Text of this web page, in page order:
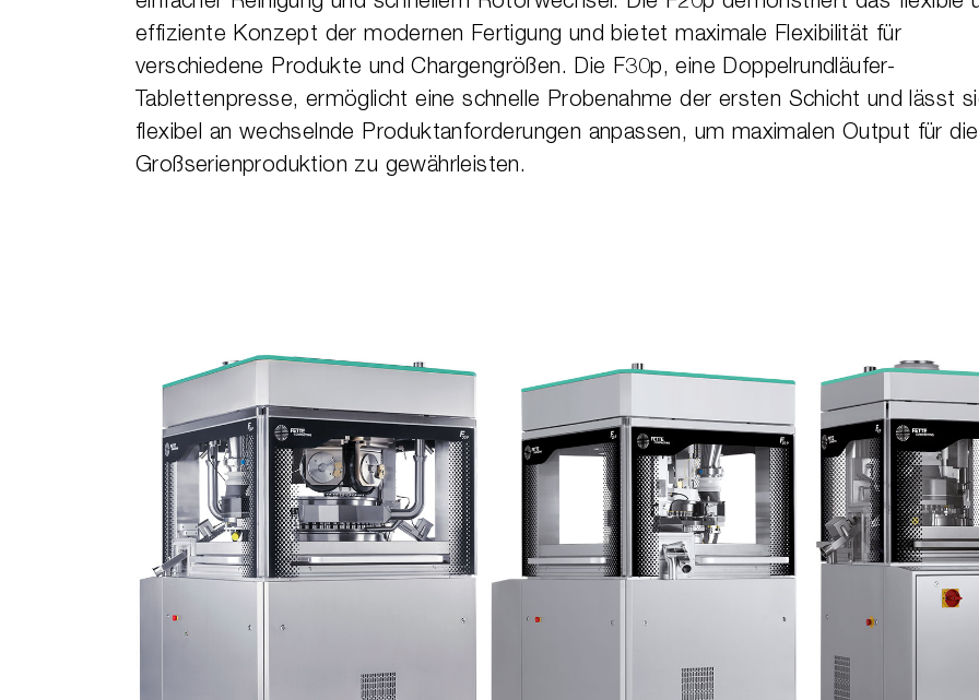
effiziente Konzept der modernen Fertigung und bietet maximale Flexibilität für
verschiedene Produkte und Chargengrößen. Die F30p, eine Doppelrundläufer-
Tablettenpresse, ermöglicht eine schnelle Probenahme der ersten Schicht und lässt
flexibel an wechselnde Produktanforderungen anpassen, um maximalen Output für die
Großserienproduktion zu gewährleisten.